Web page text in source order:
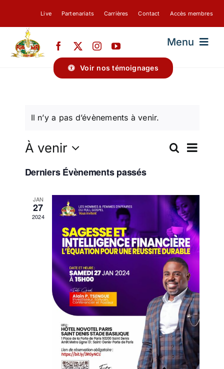
contenu
Live Partenariats Carrières Contact Accès membres
Menu
A PROPOS DE NOUS
BLOG
Voir nos témoignages
Il n’y a pas d’évènements à venir.
et
de
vues
Recherche
Liste
À venir
Sélectionnez
une
Derniers Évènements passés
JAN
27
2024